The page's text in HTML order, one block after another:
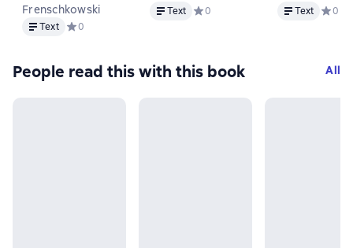
Frenschkowski
TextText Средний рейтинг 0 на основе 0 оценок
0
TextText Средний рейтинг 0 на основе 0
0 TextText 0
People read this with this book All